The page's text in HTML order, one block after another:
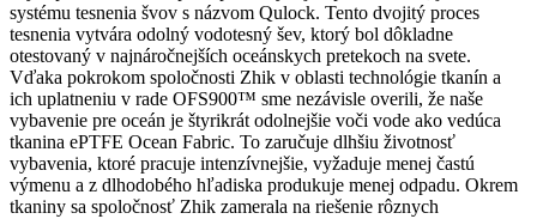
systému tesnenia švov s názvom Qulock. Tento dvojitý proces
tesnenia vytvára odolný vodotesný šev, ktorý bol dôkladne
otestovaný v najnáročnejších oceánskych pretekoch na svete.
Vďaka pokrokom spoločnosti Zhik v oblasti technológie tkanín a
ich uplatneniu v rade OFS900™ sme nezávisle overili, že naše
vybavenie pre oceán je štyrikrát odolnejšie voči vode ako vedúca
tkanina ePTFE Ocean Fabric. To zaručuje dlhšiu životnosť
vybavenia, ktoré pracuje intenzívnejšie, vyžaduje menej častú
výmenu a z dlhodobého hľadiska produkuje menej odpadu. Okrem
tkaniny sa spoločnosť Zhik zamerala na riešenie rôznych